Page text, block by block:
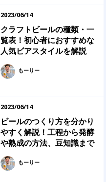
2023/06/14
クラフトビールの種類・一
覧表！初心者におすすめな
人気ビアスタイルを解説
もーりー
2023/06/14
ビールのつくり方を分かり
やすく解説！工程から発酵
や熟成の方法、豆知識まで
もーりー